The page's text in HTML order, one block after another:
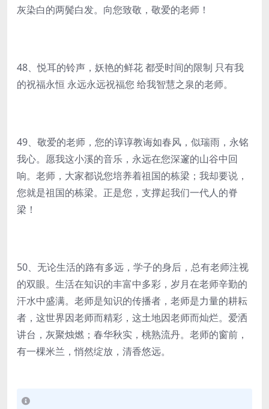
灰染白的两鬓白发。向您致敬，敬爱的老师！
48、悦耳的铃声，妖艳的鲜花 都受时间的限制 只有我
的祝福永恒 永远永远祝福您 给我智慧之泉的老师。
49、敬爱的老师，您的谆谆教诲如春风，似瑞雨，永铭
我心。愿我这小溪的音乐，永远在您深邃的山谷中回
响。老师，大家都说您培养着祖国的栋梁；我却要说，
您就是祖国的栋梁。正是您，支撑起我们一代人的脊
梁！
50、无论生活的路有多远，学子的身后，总有老师注视
的双眼。生活在知识的丰富中多彩，岁月在老师辛勤的
汗水中盛满。老师是知识的传播者，老师是力量的耕耘
者，这世界因老师而精彩，这土地因老师而灿烂。爱洒
讲台，灰聚烛燃；春华秋实，桃熟流丹。老师的窗前，
有一棵米兰，悄然绽放，清香悠远。